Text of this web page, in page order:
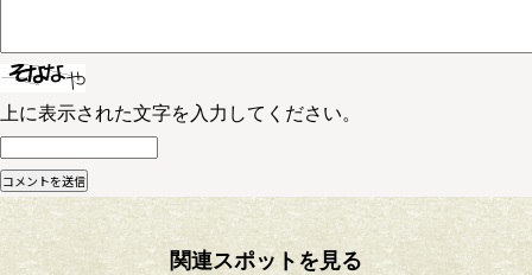
上に表示された文字を入力してください。
関連スポットを見る